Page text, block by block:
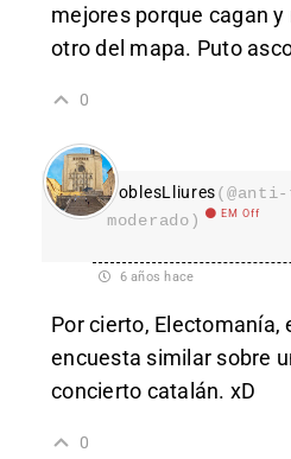
mejores porque cagan
otro del mapa. Puto
0
PoblesLliures
moderado)
EM Off
6 años hace
Por cierto, Electomanía,
encuesta similar sobre
concierto catalán. xD
0